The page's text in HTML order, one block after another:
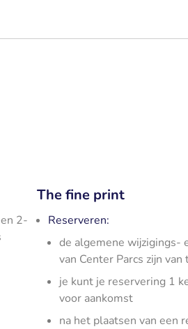
2-
The fine print
Reserveren:
de algemene wijzigings-
van Center Parcs zijn
je kunt je reservering 1
voor aankomst
na het plaatsen van een